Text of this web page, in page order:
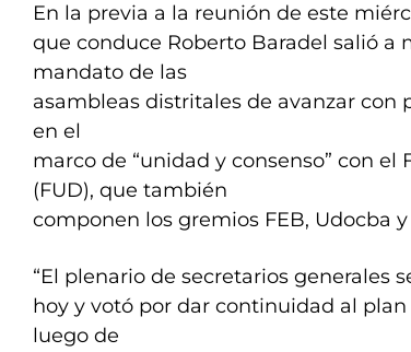
En la previa a la reunión de este
que conduce Roberto Baradel salió a
mandato de las
asambleas distritales de avanzar con
en el
marco de “unidad y consenso” con
(FUD), que también
componen los gremios FEB, Udocba
“El plenario de secretarios generales
hoy y votó por dar continuidad al
luego de